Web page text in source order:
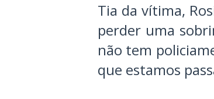
Tia da vítima,
perder uma
não tem
que estamos